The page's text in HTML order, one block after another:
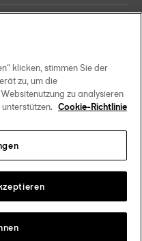
wechseln
Tissot Copyrights 2026
klicken, stimmen Sie der
zu, um die
zu analysieren
Cookie-Richtlinie